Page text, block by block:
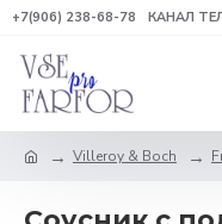
+7(906) 238-68-78 КАНАЛ
Villeroy & Boch